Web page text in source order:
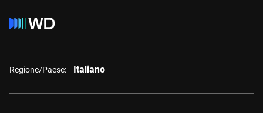
Regione/Paese: Italiano